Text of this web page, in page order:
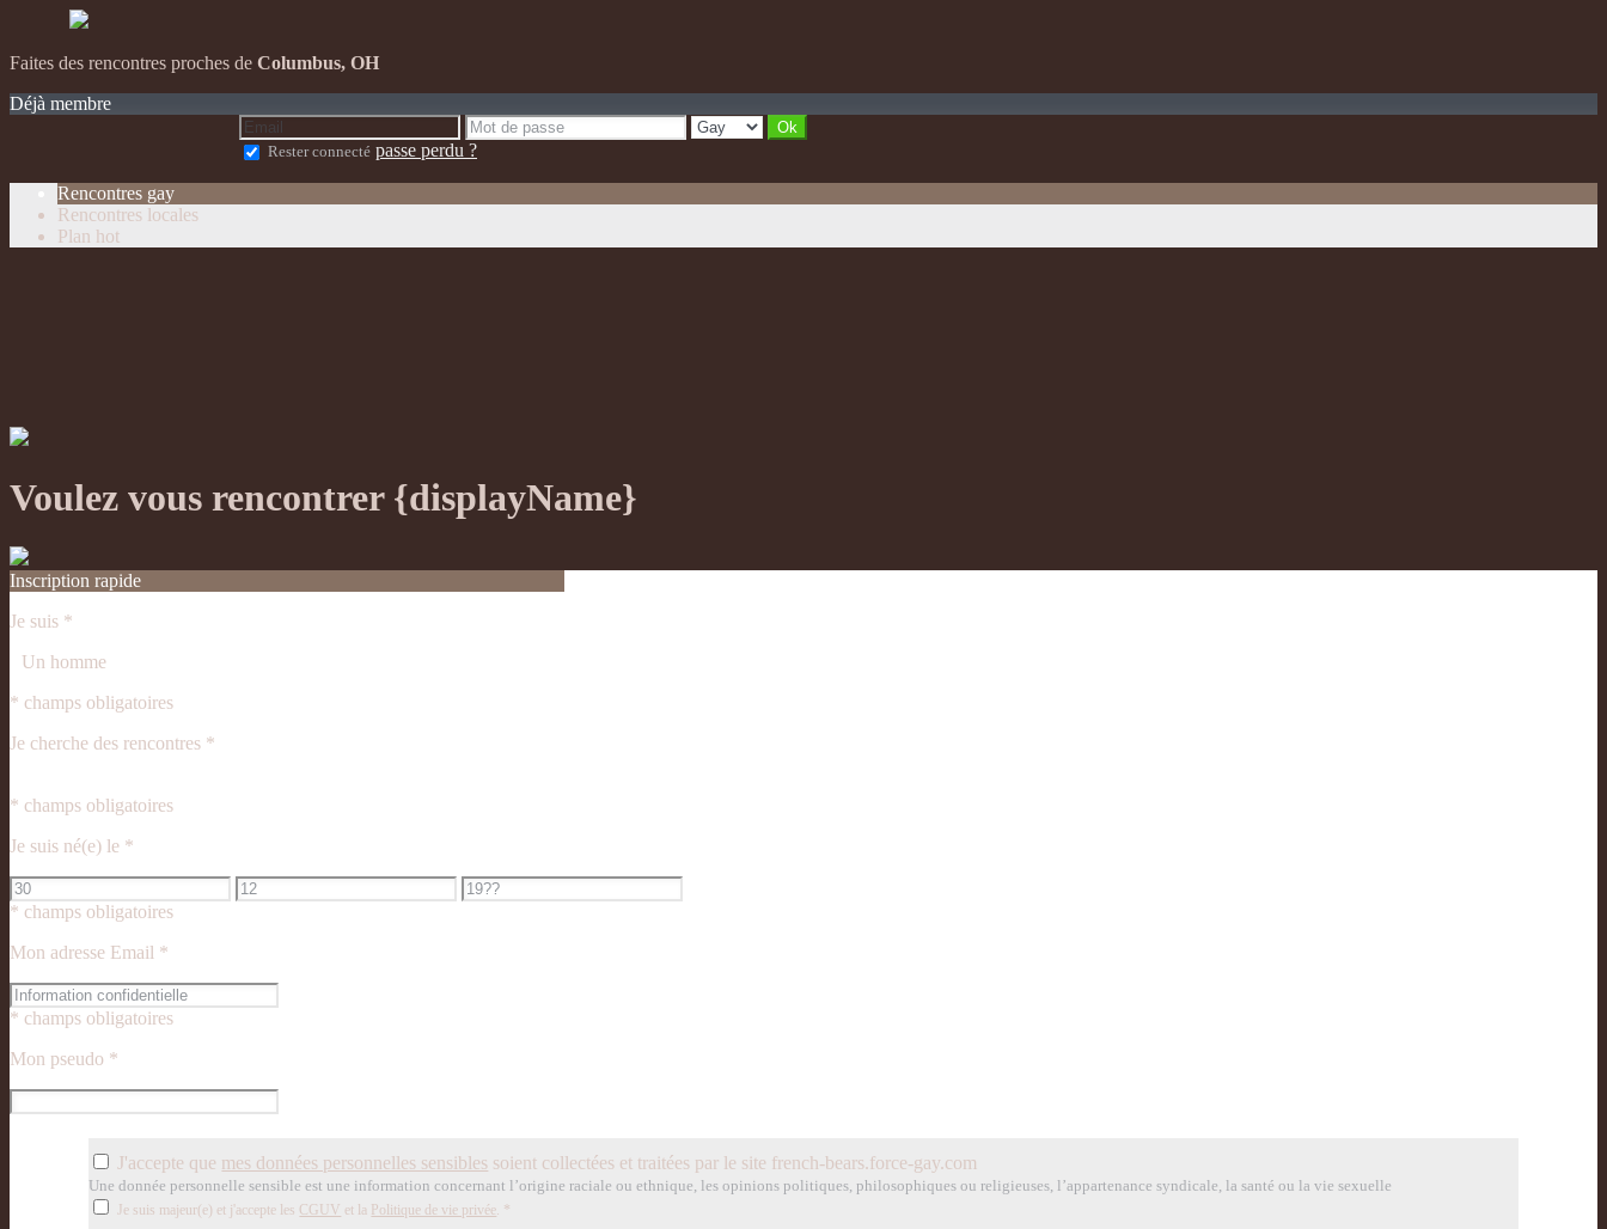
Faites des rencontres proches de Columbus, OH
Déjà membre
Rester connecté passe perdu ?
Rencontres gay
Rencontres locales
Plan hot
Voulez vous rencontrer {displayName}
Inscription rapide
Je suis *
Un homme
* champs obligatoires
Je cherche des rencontres *
* champs obligatoires
Je suis né(e) le *
* champs obligatoires
Mon adresse Email *
* champs obligatoires
Mon pseudo *
J'accepte que mes données personnelles sensibles soient collectées et traitées par le site french-bears.force-gay.com
Une donnée personnelle sensible est une information concernant l’origine raciale ou ethnique, les opinions politiques, philosophiques ou religieuses, l’appartenance syndicale, la santé ou la vie sexuelle
Je suis majeur(e) et j'accepte les CGUV et la Politique de vie privée *